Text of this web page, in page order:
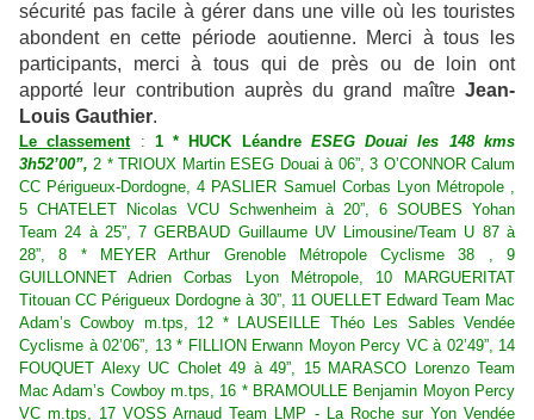
sécurité pas facile à gérer dans une ville où les touristes
abondent en cette période aoutienne. Merci à tous les
participants, merci à tous qui de près ou de loin ont
apporté leur contribution auprès du grand maître Jean-
Louis Gauthier.
Le classement: 1 * HUCK Léandre ESEG Douai les 148 kms
3h52’00”, 2 * TRIOUX Martin ESEG Douai à 06”, 3 O’CONNOR Calum
CC Périgueux-Dordogne, 4 PASLIER Samuel Corbas Lyon Métropole ,
5 CHATELET Nicolas VCU Schwenheim à 20”, 6 SOUBES Yohan
Team 24 à 25”, 7 GERBAUD Guillaume UV Limousine/Team U 87 à
28”, 8 * MEYER Arthur Grenoble Métropole Cyclisme 38 , 9
GUILLONNET Adrien Corbas Lyon Métropole, 10 MARGUERITAT
Titouan CC Périgueux Dordogne à 30”, 11 OUELLET Edward Team Mac
Adam’s Cowboy m.tps, 12 * LAUSEILLE Théo Les Sables Vendée
Cyclisme à 02’06”, 13 * FILLION Erwann Moyon Percy VC à 02’49”, 14
FOUQUET Alexy UC Cholet 49 à 49”, 15 MARASCO Lorenzo Team
Mac Adam’s Cowboy m.tps, 16 * BRAMOULLE Benjamin Moyon Percy
VC m.tps, 17 VOSS Arnaud Team LMP - La Roche sur Yon Vendée